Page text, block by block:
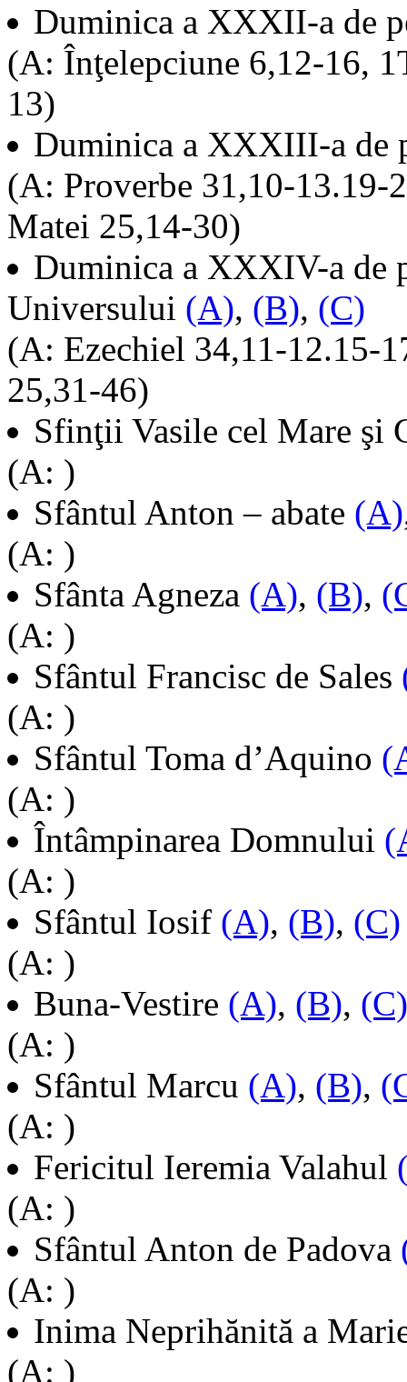
Duminica a XXXII-a de
(A: Înţelepciune 6,12-16,
13)
Duminica a XXXIII-a de
(A: Proverbe 31,10-13.19-
Matei 25,14-30)
Duminica a XXXIV-a de
Universului (A), (B), (C)
(A: Ezechiel 34,11-12.15-
25,31-46)
Sfinţii Vasile cel Mare şi
(A: )
Sfântul Anton – abate (A)
(A: )
Sfânta Agneza (A), (B),
(A: )
Sfântul Francisc de Sales
(A: )
Sfântul Toma d’Aquino
(A: )
Întâmpinarea Domnului
(A: )
Sfântul Iosif (A), (B), (C)
(A: )
Buna-Vestire (A), (B), (C)
(A: )
Sfântul Marcu (A), (B),
(A: )
Fericitul Ieremia Valahul
(A: )
Sfântul Anton de Padova
(A: )
Inima Neprihănită a
(A: )